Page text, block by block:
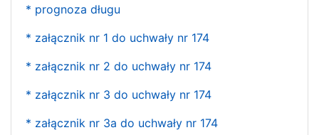
* prognoza długu
* załącznik nr 1 do uchwały nr 174
* załącznik nr 2 do uchwały nr 174
* załącznik nr 3 do uchwały nr 174
* załącznik nr 3a do uchwały nr 174